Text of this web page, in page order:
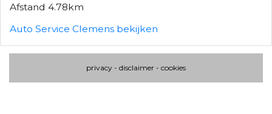
Afstand 4.78km
Auto Service Clemens bekijken
privacy - disclaimer - cookies